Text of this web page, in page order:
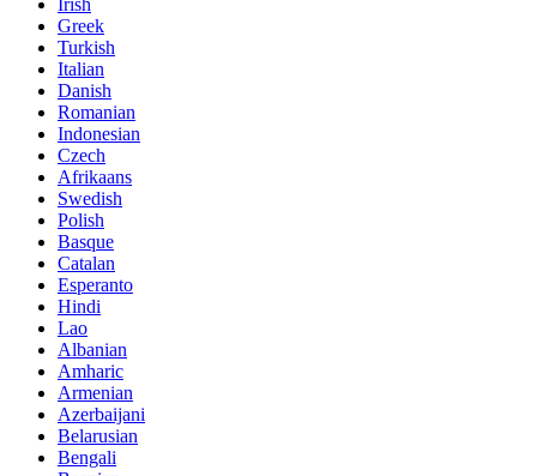
Greek
Turkish
Italian
Danish
Romanian
Indonesian
Czech
Afrikaans
Swedish
Polish
Basque
Catalan
Esperanto
Hindi
Lao
Albanian
Amharic
Armenian
Azerbaijani
Belarusian
Bengali